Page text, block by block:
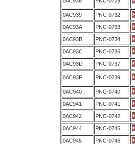
0AC939 PNC-0732
0AC93A PNC-0733
0AC93B PNC-0734
0AC93C PNC-0736
0AC93D PNC-0737
0AC93F PNC-0739
0AC940 PNC-0740
0AC941 PNC-0741
0AC942 PNC-0742
0AC944 PNC-0745
0AC945 PNC-0746